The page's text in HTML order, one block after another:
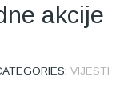
akcije
VIJESTI